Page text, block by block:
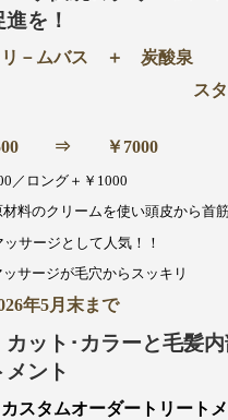
を！
リ－ムバス ＋ 炭酸泉
リン
⇒ ￥7000
ロング＋￥1000
材料のクリームを使い頭皮から
サージとして人気！！
サージが毛穴からスッキリ
年5月末まで
ット･カラーと毛髪内
ント
カスタムオーダートリート